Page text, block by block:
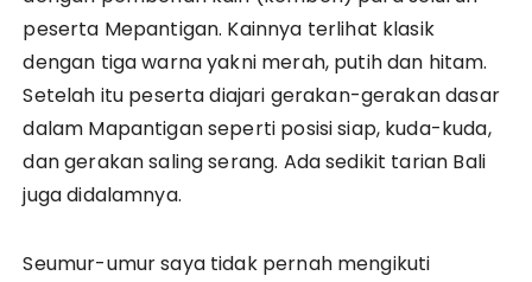
peserta Mepantigan. Kainnya terlihat klasik
dengan tiga warna yakni merah, putih dan hitam.
Setelah itu peserta diajari gerakan-gerakan dasar
dalam Mapantigan seperti posisi siap, kuda-kuda,
dan gerakan saling serang. Ada sedikit tarian Bali
juga didalamnya.
Seumur-umur saya tidak pernah mengikuti